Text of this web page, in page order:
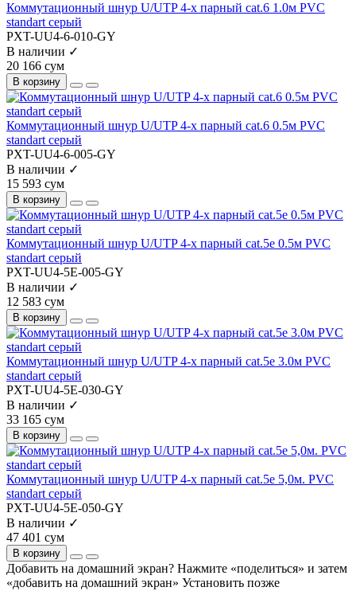
Коммутационный шнур U/UTP 4-х парный cat.6 1.0м PVC
standart серый
PXT-UU4-6-010-GY
В наличии ✓
20 166 сум
В корзину
Коммутационный шнур U/UTP 4-х парный cat.6 0.5м PVC
standart серый
PXT-UU4-6-005-GY
В наличии ✓
15 593 сум
В корзину
Коммутационный шнур U/UTP 4-х парный cat.5e 0.5м PVC
standart серый
PXT-UU4-5E-005-GY
В наличии ✓
12 583 сум
В корзину
Коммутационный шнур U/UTP 4-х парный cat.5e 3.0м PVC
standart серый
PXT-UU4-5E-030-GY
В наличии ✓
33 165 сум
В корзину
Коммутационный шнур U/UTP 4-х парный cat.5e 5,0м. PVC
standart серый
PXT-UU4-5E-050-GY
В наличии ✓
47 401 сум
В корзину
Добавить на домашний экран? Нажмите «поделиться» и затем
«добавить на домашний экран» Установить позже